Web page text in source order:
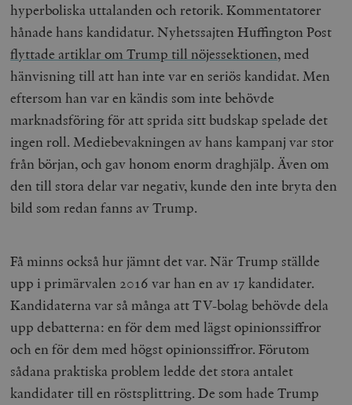
hyperboliska uttalanden och retorik. Kommentatorer
hånade hans kandidatur. Nyhetssajten Huffington Post
flyttade artiklar om Trump till nöjessektionen, med
hänvisning till att han inte var en seriös kandidat. Men
eftersom han var en kändis som inte behövde
marknadsföring för att sprida sitt budskap spelade det
ingen roll. Mediebevakningen av hans kampanj var stor
från början, och gav honom enorm draghjälp. Även om
den till stora delar var negativ, kunde den inte bryta den
bild som redan fanns av Trump.
Få minns också hur jämnt det var. När Trump ställde
upp i primärvalen 2016 var han en av 17 kandidater.
Kandidaterna var så många att TV-bolag behövde dela
upp debatterna: en för dem med lägst opinionssiffror
och en för dem med högst opinionssiffror. Förutom
sådana praktiska problem ledde det stora antalet
kandidater till en röstsplittring. De som hade Trump